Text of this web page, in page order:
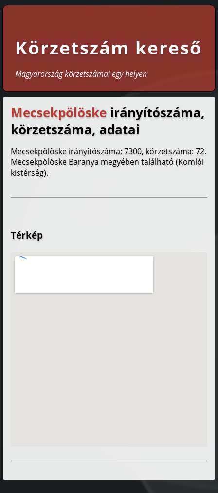
Körzetszám kereső
Magyarország körzetszámai egy helyen
Mecsekpölöske irányítószáma,
körzetszáma, adatai
Mecsekpölöske irányítószáma: 7300, körzetszáma: 72.
Mecsekpölöske Baranya megyében található (Komlói
kistérség).
Térkép